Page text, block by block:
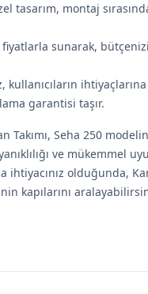
tasarım, montaj
sunarak,
kullanıcıların
garantisi taşır.
Takımı, Seha 250
ve mükemmel
ihtiyacınız olduğunda,
kapılarını